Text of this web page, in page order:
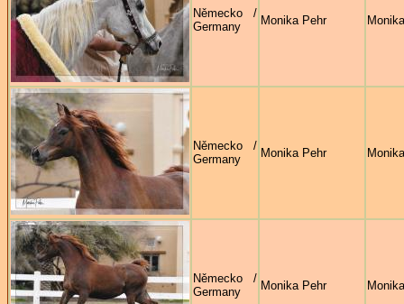
Německo /
Germany
Monika Pehr
Německo /
Germany
Monika Pehr
Německo /
Germany
Monika Pehr